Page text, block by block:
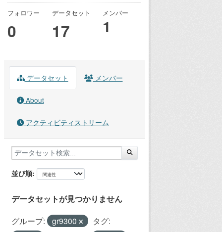
フォロワー
0
データセット
17
メンバー
1
データセット メンバー
About
アクティビティストリーム
並び順
データセットが見つかりません
グループ: gr9300
タグ: